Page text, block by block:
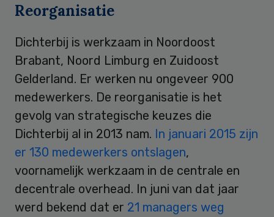
Reorganisatie
Dichterbij is werkzaam in Noordoost
Brabant, Noord Limburg en Zuidoost
Gelderland. Er werken nu ongeveer 900
medewerkers. De reorganisatie is het
gevolg van strategische keuzes die
Dichterbij al in 2013 nam. In januari 2015 zijn
er 130 medewerkers ontslagen,
voornamelijk werkzaam in de centrale en
decentrale overhead. In juni van dat jaar
werd bekend dat er 21 managers weg